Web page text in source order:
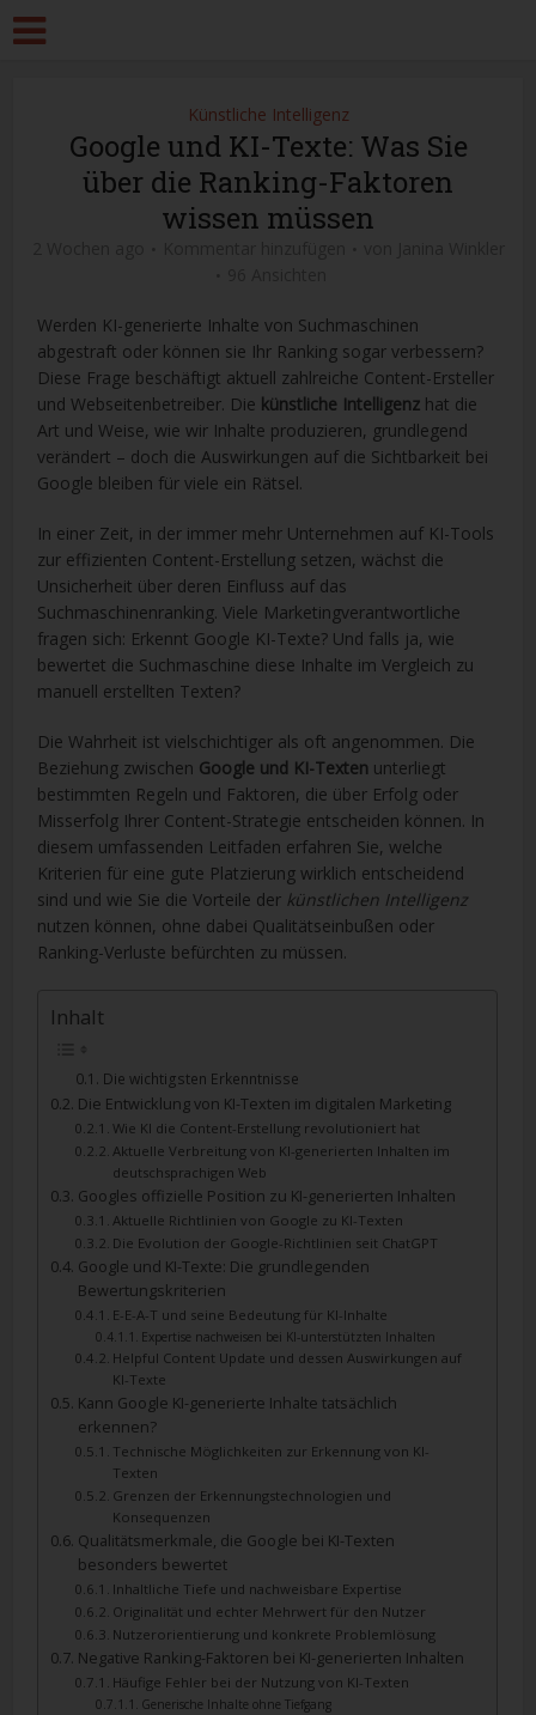
Künstliche Intelligenz
Google und KI-Texte: Was Sie
über die Ranking-Faktoren
wissen müssen
Werden KI-generierte Inhalte von Suchmaschinen
abgestraft oder können sie Ihr Ranking sogar verbessern?
Diese Frage beschäftigt aktuell zahlreiche Content-Ersteller
und Webseitenbetreiber. Die künstliche Intelligenz hat die
Art und Weise, wie wir Inhalte produzieren, grundlegend
verändert – doch die Auswirkungen auf die Sichtbarkeit bei
Google bleiben für viele ein Rätsel.
In einer Zeit, in der immer mehr Unternehmen auf KI-Tools
zur effizienten Content-Erstellung setzen, wächst die
Unsicherheit über deren Einfluss auf das
Suchmaschinenranking. Viele Marketingverantwortliche
fragen sich: Erkennt Google KI-Texte? Und falls ja, wie
bewertet die Suchmaschine diese Inhalte im Vergleich zu
manuell erstellten Texten?
Die Wahrheit ist vielschichtiger als oft angenommen. Die
Beziehung zwischen Google und KI-Texten unterliegt
bestimmten Regeln und Faktoren, die über Erfolg oder
Misserfolg Ihrer Content-Strategie entscheiden können. In
diesem umfassenden Leitfaden erfahren Sie, welche
Kriterien für eine gute Platzierung wirklich entscheidend
sind und wie Sie die Vorteile der künstlichen Intelligenz
nutzen können, ohne dabei Qualitätseinbußen oder
Ranking-Verluste befürchten zu müssen.
Inhalt
Die wichtigsten Erkenntnisse
Die Entwicklung von KI-Texten im digitalen Marketing
Wie KI die Content-Erstellung revolutioniert hat
Aktuelle Verbreitung von KI-generierten Inhalten im
deutschsprachigen Web
Googles offizielle Position zu KI-generierten Inhalten
Aktuelle Richtlinien von Google zu KI-Texten
Die Evolution der Google-Richtlinien seit ChatGPT
Google und KI-Texte: Die grundlegenden
Bewertungskriterien
E-E-A-T und seine Bedeutung für KI-Inhalte
Expertise nachweisen bei KI-unterstützten Inhalten
Helpful Content Update und dessen Auswirkungen auf
KI-Texte
Kann Google KI-generierte Inhalte tatsächlich
erkennen?
Technische Möglichkeiten zur Erkennung von KI-
Texten
Grenzen der Erkennungstechnologien und
Konsequenzen
Qualitätsmerkmale, die Google bei KI-Texten
besonders bewertet
Inhaltliche Tiefe und nachweisbare Expertise
Originalität und echter Mehrwert für den Nutzer
Nutzerorientierung und konkrete Problemlösung
Negative Ranking-Faktoren bei KI-generierten Inhalten
Häufige Fehler bei der Nutzung von KI-Texten
Generische Inhalte ohne Tiefgang